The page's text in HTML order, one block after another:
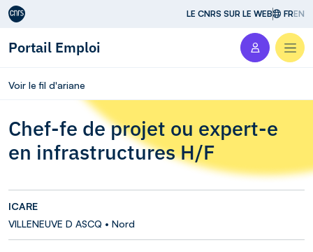
Aller au contenu LE CNRS SUR LE WEB FREN
Portail Emploi
Voir le fil d'ariane
Chef-fe de projet ou expert-e
en infrastructures H/F
ICARE
VILLENEUVE D ASCQ • Nord